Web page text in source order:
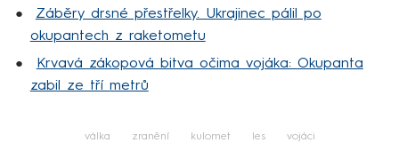
Záběry drsné přestřelky. Ukrajinec pálil po
okupantech z raketometu
Krvavá zákopová bitva očima vojáka: Okupanta
zabil ze tří metrů
válka zranění kulomet les vojáci